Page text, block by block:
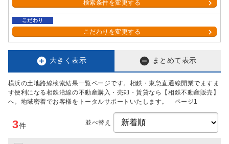
検索条件を変更する
こだわり
こだわりを変更する
 大きく表示  まとめて表示
横浜の土地路線検索結果一覧ページです。相鉄・東急直通線開業でますま
す便利になる相鉄沿線の不動産購入・売却・賃貸なら【相鉄不動産販売】
へ。地域密着でお客様をトータルサポートいたします。 ページ1
並べ替え
3件